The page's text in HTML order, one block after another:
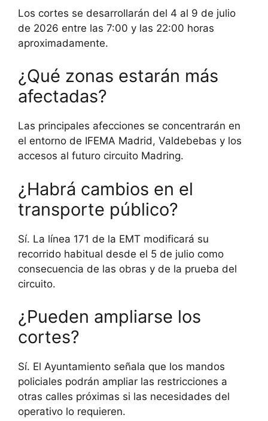
Los cortes se desarrollarán del 4 al 9 de julio
de 2026 entre las 7:00 y las 22:00 horas
aproximadamente.
¿Qué zonas estarán más
afectadas?
Las principales afecciones se concentrarán en
el entorno de IFEMA Madrid, Valdebebas y los
accesos al futuro circuito Madring.
¿Habrá cambios en el
transporte público?
Sí. La línea 171 de la EMT modificará su
recorrido habitual desde el 5 de julio como
consecuencia de las obras y de la prueba del
circuito.
¿Pueden ampliarse los
cortes?
Sí. El Ayuntamiento señala que los mandos
policiales podrán ampliar las restricciones a
otras calles próximas si las necesidades del
operativo lo requieren.